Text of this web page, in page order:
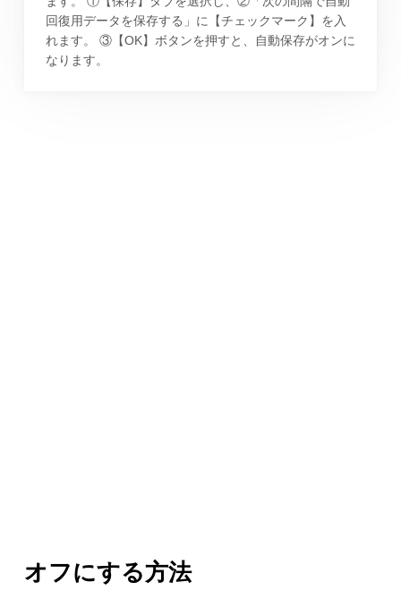
回復用データを保存する」に【チェックマーク】を入
れます。 ③【OK】ボタンを押すと、自動保存がオンに
なります。
オフにする方法